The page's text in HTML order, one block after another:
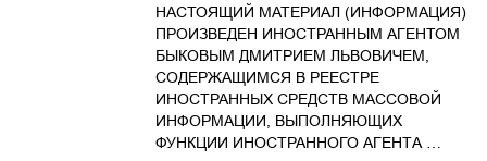
НАСТОЯЩИЙ МАТЕРИАЛ (ИНФОРМАЦИЯ)
ПРОИЗВЕДЕН ИНОСТРАННЫМ АГЕНТОМ
БЫКОВЫМ ДМИТРИЕМ ЛЬВОВИЧЕМ,
СОДЕРЖАЩИМСЯ В РЕЕСТРЕ
ИНОСТРАННЫХ СРЕДСТВ МАССОВОЙ
ИНФОРМАЦИИ, ВЫПОЛНЯЮЩИХ
ФУНКЦИИ ИНОСТРАННОГО АГЕНТА …